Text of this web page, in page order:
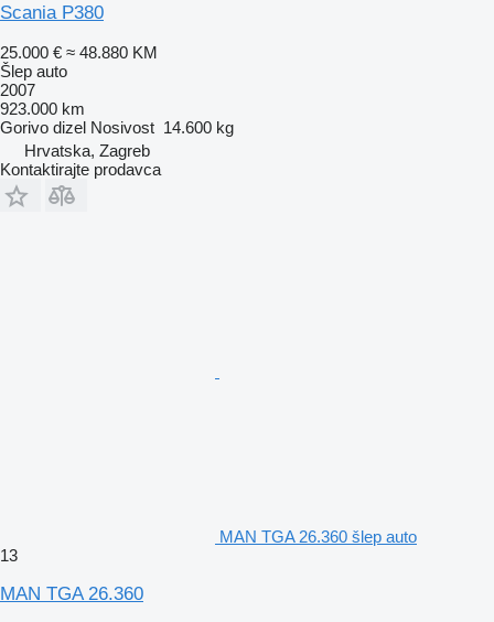
Scania P380
25.000 € ≈ 48.880 KM
Šlep auto
2007
923.000 km
Gorivo dizel Nosivost 14.600 kg
Hrvatska, Zagreb
Kontaktirajte prodavca
MAN TGA 26.360 šlep auto
13
MAN TGA 26.360